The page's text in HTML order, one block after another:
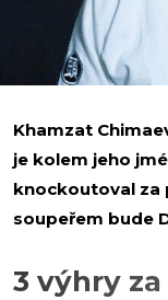
Khamzat
je kolem jeho
knockoutoval za
soupeřem bude
3 výhry